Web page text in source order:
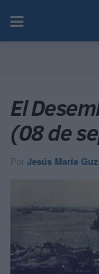
El
(08 de
Por Jesús María